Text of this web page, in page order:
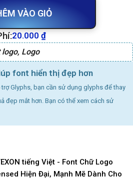
VÀO GIỎ
20.000 ₫
logo, Logo
font hiển thị đẹp hơn
Glyphs, bạn cần sử dụng glyphs để thay
đẹp mắt hơn. Bạn có thể xem cách sử
tiếng Việt - Font Chữ Logo
Hiện Đại, Mạnh Mẽ Dành Cho